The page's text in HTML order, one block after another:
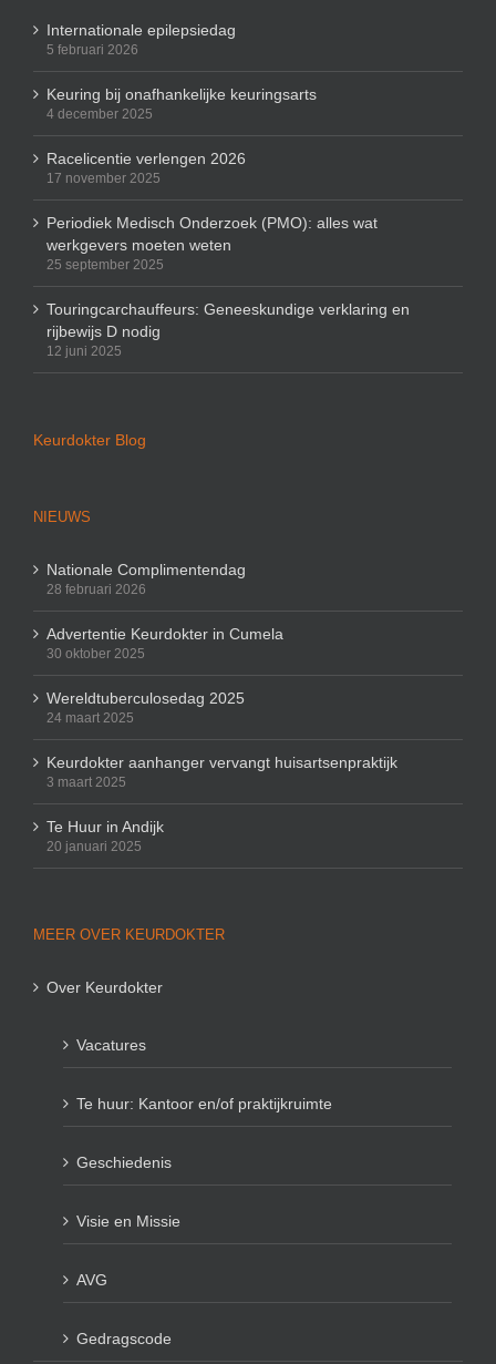
Internationale epilepsiedag
5 februari 2026
Keuring bij onafhankelijke keuringsarts
4 december 2025
Racelicentie verlengen 2026
17 november 2025
Periodiek Medisch Onderzoek (PMO): alles wat
werkgevers moeten weten
25 september 2025
Touringcarchauffeurs: Geneeskundige verklaring en
rijbewijs D nodig
12 juni 2025
Keurdokter Blog
NIEUWS
Nationale Complimentendag
28 februari 2026
Advertentie Keurdokter in Cumela
30 oktober 2025
Wereldtuberculosedag 2025
24 maart 2025
Keurdokter aanhanger vervangt huisartsenpraktijk
3 maart 2025
Te Huur in Andijk
20 januari 2025
MEER OVER KEURDOKTER
Over Keurdokter
Vacatures
Te huur: Kantoor en/of praktijkruimte
Geschiedenis
Visie en Missie
AVG
Gedragscode